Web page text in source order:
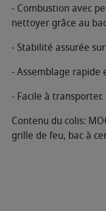
- Combustion avec
nettoyer grâce au
- Stabilité assurée
- Assemblage rapide
- Facile à transporter.
Contenu du colis:
grille de feu, bac à